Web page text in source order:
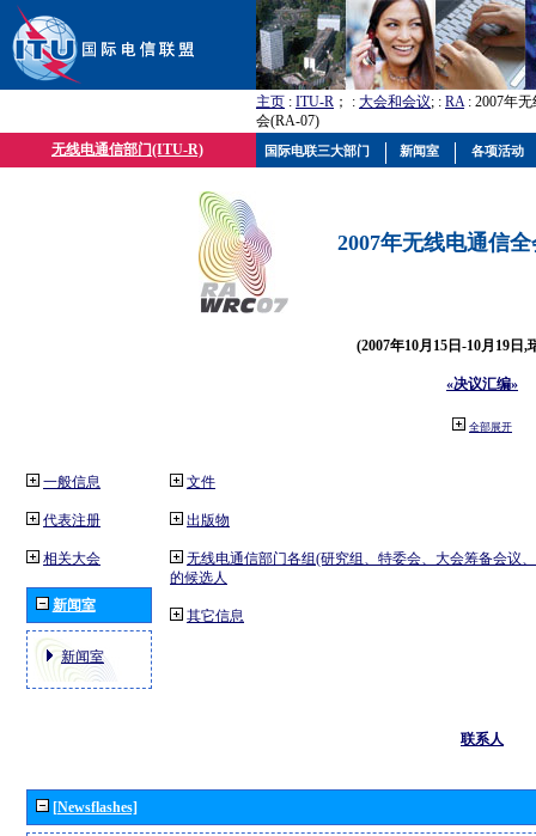
主页 : ITU-R ； : 大会和会议; : RA: 2007年
会(RA-07)
无线电通信部门(ITU-R)
2007年无线电通信
(2007年10月15日-10月19日,
«决议汇编»
全部展开
一般信息
代表注册
相关大会
新闻室
新闻室
文件
出版物
无线电通信部门各组(研究组、特委会、大会筹备会议
的候选人
其它信息
联系人
[Newsflashes]
国际电联三大部门 新闻室 各项活动